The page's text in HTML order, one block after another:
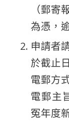
（郵
為憑，
申請者
於截止
電郵方
電郵主
冤年度